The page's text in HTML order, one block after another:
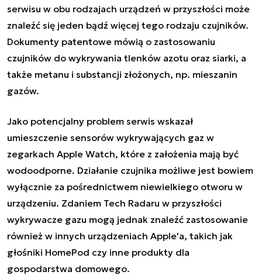
serwisu w obu rodzajach urządzeń w przyszłości może
znaleźć się jeden bądź więcej tego rodzaju czujników.
Dokumenty patentowe mówią o zastosowaniu
czujników do wykrywania tlenków azotu oraz siarki, a
także metanu i substancji złożonych, np. mieszanin
gazów.
Jako potencjalny problem serwis wskazał
umieszczenie sensorów wykrywających gaz w
zegarkach Apple Watch, które z założenia mają być
wodoodporne. Działanie czujnika możliwe jest bowiem
wyłącznie za pośrednictwem niewielkiego otworu w
urządzeniu. Zdaniem Tech Radaru w przyszłości
wykrywacze gazu mogą jednak znaleźć zastosowanie
również w innych urządzeniach Apple'a, takich jak
głośniki HomePod czy inne produkty dla
gospodarstwa domowego.